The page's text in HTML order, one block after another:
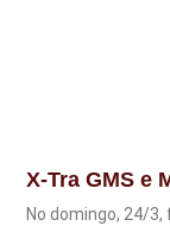
X-Tra GMS e
No domingo, 24/3,